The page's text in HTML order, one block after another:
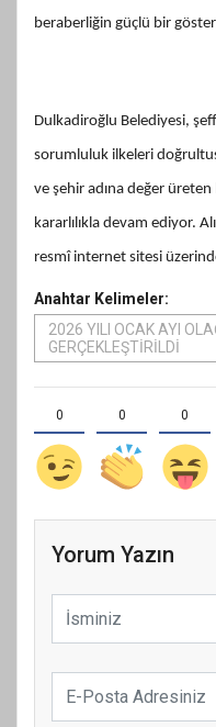
beraberliğin güçlü bir
Dulkadiroğlu Belediyesi,
sorumluluk ilkeleri
ve şehir adına değer
kararlılıkla devam ediyor.
resmî internet sitesi
Anahtar Kelimeler:
2026 YILI OCAK AYI
GERÇEKLEŞTİRİLDİ
0 0 0
Yorum Yazın